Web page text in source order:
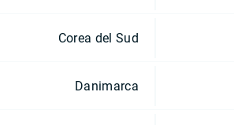
Corea del Sud
Danimarca